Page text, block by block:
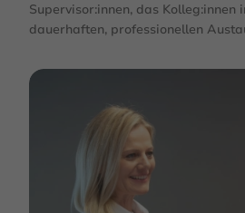
Supervisor:innen, das Kolleg:innen
dauerhaften, professionellen